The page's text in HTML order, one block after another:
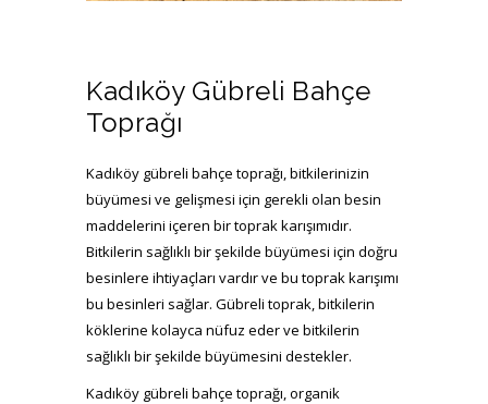
nebati_toprak (3)
Kadıköy Gübreli Bahçe
Toprağı
Kadıköy gübreli bahçe toprağı, bitkilerinizin
büyümesi ve gelişmesi için gerekli olan besin
maddelerini içeren bir toprak karışımıdır.
Bitkilerin sağlıklı bir şekilde büyümesi için doğru
besinlere ihtiyaçları vardır ve bu toprak karışımı
bu besinleri sağlar. Gübreli toprak, bitkilerin
köklerine kolayca nüfuz eder ve bitkilerin
sağlıklı bir şekilde büyümesini destekler.
Kadıköy gübreli bahçe toprağı, organik